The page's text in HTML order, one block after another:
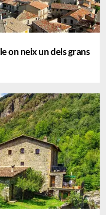
on neix un dels grans